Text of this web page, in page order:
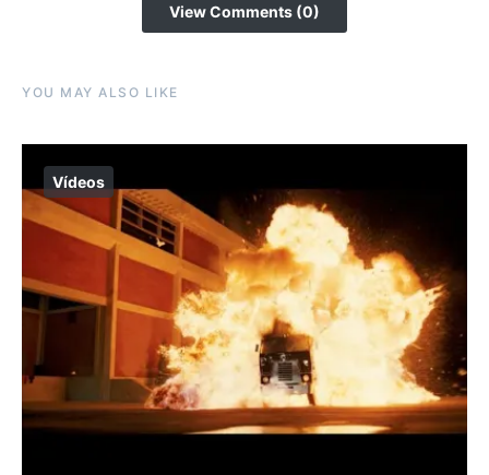
View Comments (0)
YOU MAY ALSO LIKE
Vídeos